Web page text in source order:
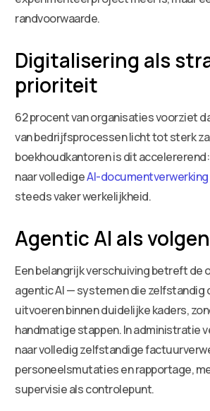
randvoorwaarde.
Digitalisering als
prioriteit
62 procent van organisaties voorziet
van bedrijfsprocessen licht tot sterk
boekhoudkantoren is dit accelererend:
naar volledigeAI-documentverwerking
steeds vaker werkelijkheid.
Agentic AI als
Een belangrijk verschuiving betreft de
agentic AI — systemen die zelfstandig
uitvoeren binnen duidelijke kaders,
handmatige stappen. In administratie
naar volledig zelfstandige
personeelsmutaties en rapportage,
supervisie als controlepunt.